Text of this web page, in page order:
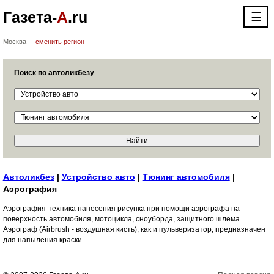
Газета-А.ru ☰
Москва сменить регион
Поиск по автоликбезу
Автоликбез| Устройство авто | Тюнинг автомобиля|
Аэрография
Аэрография-техника нанесения рисунка при помощи аэрографа на
поверхность автомобиля, мотоцикла, сноуборда, защитного шлема.
Аэрограф (Аirbrush - воздушная кисть), как и пульверизатор, предназначен
для напыления краски.